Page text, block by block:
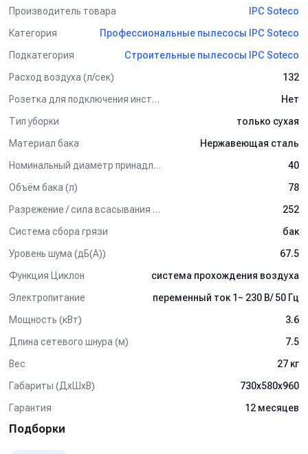
обслуживания фильтров.
- Бак из нержавеющей стали дает повышенный уровень
звукоизоляции.
задними колесами.
- Система направления воздушного потока «Циклон».
Комплект поставки:
- Всасывающий шланг.
- Соединительное колено.
- Удлинительная трубка, 2 шт.
- Напольная насадка.
- Круглая щетка.
использоваться для общей очистки строительных площадок,
сбора крупного сухого мусора и мелкодисперсной пыли.
Отличный выбор для строительных подрядчиков,
производственных цехов и складских помещений с большим
Производитель товара
IPC Soteco
Категория
Профессиональные пылесосы IPC Soteco
Подкатегория
Строительные пылесосы IPC Soteco
Расход воздуха (л/сек)
132
Розетка для подключения инструмента
Нет
Тип уборки
только сухая
Материал бака
Нержавеющая сталь
Номинальный диаметр принадлежностей (мм)
40
Объём бака (л)
78
Разрежение / сила всасывания (мбар)
252
Система сбора грязи
бак
Уровень шума (дБ(А))
67.5
Функция Циклон
система прохождения воздуха
Электропитание
переменный ток 1~ 230 В/ 50 Гц
Мощность (кВт)
3.6
Длина сетевого шнура (м)
7.5
Вес
27 кг
Габариты (ДхШхВ)
730х580х960
Гарантия
12 месяцев
Подборки